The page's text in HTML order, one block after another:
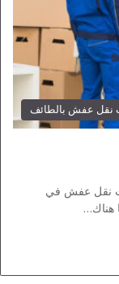
نقل عفش بالطائف
نقل عفش في
هناك…